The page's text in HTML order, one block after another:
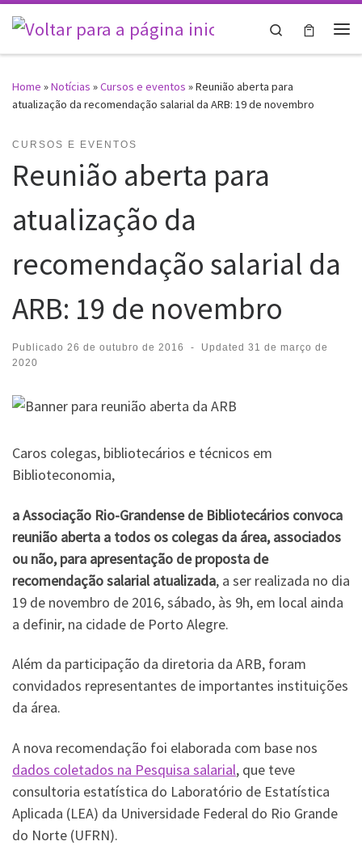
Skip to content
Search
Home »Notícias »Cursos e eventos »Reunião aberta para
atualização da recomendação salarial da ARB: 19 de novembro
CURSOS E EVENTOS
Reunião aberta para
atualização da
recomendação salarial da
ARB: 19 de novembro
Publicado 26 de outubro de 2016 - Updated 31 de março de
2020
Caros colegas, bibliotecários e técnicos em
Biblioteconomia,
a Associação Rio-Grandense de Bibliotecários convoca
reunião aberta a todos os colegas da área, associados
ou não, para apresentação de proposta de
recomendação salarial atualizada, a ser realizada no dia
19 de novembro de 2016, sábado, às 9h, em local ainda
a definir, na cidade de Porto Alegre.
Além da participação da diretoria da ARB, foram
convidados representantes de importantes instituições
da área.
A nova recomendação foi elaborada com base nos
dados coletados na Pesquisa salarial, que teve
consultoria estatística do Laboratório de Estatística
Aplicada (LEA) da Universidade Federal do Rio Grande
do Norte (UFRN).